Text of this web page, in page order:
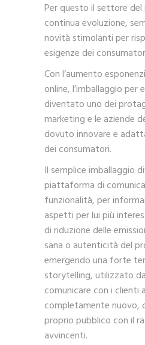
Per questo il settore del
continua evoluzione,
novità stimolanti per
esigenze dei
Con l’aumento
online, l’imballaggio per
diventato uno dei
marketing e le aziende
dovuto innovare e
dei consumatori.
Il semplice imballaggio
piattaforma di
funzionalità, per
aspetti per lui più
di riduzione delle
sana o autenticità del
emergendo una forte
storytelling, utilizzato
comunicare con i clienti
completamente nuovo,
proprio pubblico con il
avvincenti.